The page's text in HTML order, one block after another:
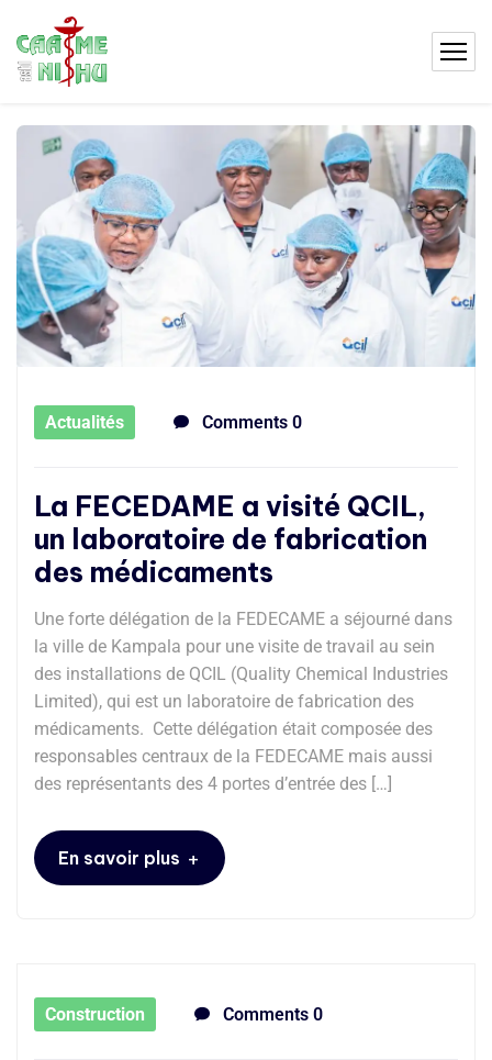
Actualités Comments 0
La FECEDAME a visité QCIL,
un laboratoire de fabrication
des médicaments
Une forte délégation de la FEDECAME a séjourné dans
la ville de Kampala pour une visite de travail au sein
des installations de QCIL (Quality Chemical Industries
Limited), qui est un laboratoire de fabrication des
médicaments. Cette délégation était composée des
responsables centraux de la FEDECAME mais aussi
des représentants des 4 portes d’entrée des […]
En savoir plus +
Construction Comments 0